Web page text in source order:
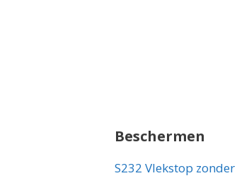
Beschermen
S232 Vlekstop